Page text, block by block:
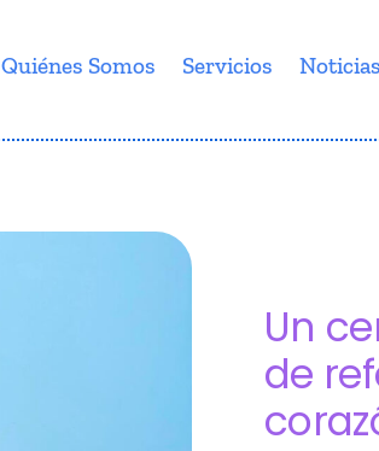
Quiénes Somos Servicios Noticias
Un
de